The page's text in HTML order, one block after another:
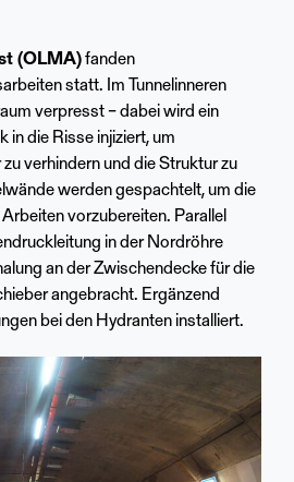
(OLMA)fanden
statt. Im Tunnelinneren
verpresst – dabei wird ein
in die Risse injiziert, um
verhindern und die Struktur zu
werden gespachtelt, um die
vorzubereiten. Parallel
in der Nordröhre
an der Zwischendecke für die
angebracht. Ergänzend
bei den Hydranten installiert.